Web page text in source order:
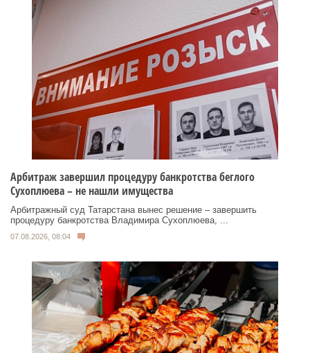
Арбитраж завершил процедуру банкротства беглого
Сухоплюева – не нашли имущества
Арбитражный суд Татарстана вынес решение – завершить
процедуру банкротства Владимира Сухоплюева, ...
07.08.2026, 08:04